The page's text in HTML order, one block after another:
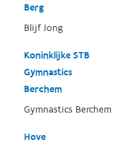
Berg
Blijf Jong
Koninklijke STB
Gymnastics
Berchem
Gymnastics Berchem
Hove